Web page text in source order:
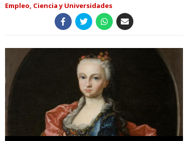
Empleo, Ciencia y Universidades